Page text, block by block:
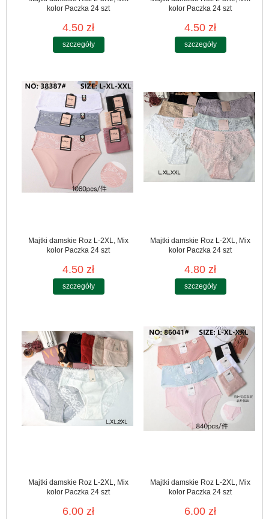
kolor Paczka 24 szt
4.50 zł
szczegóły
kolor Paczka 24 szt
4.50 zł
szczegóły
Majtki damskie Roz L-2XL, Mix
kolor Paczka 24 szt
4.50 zł
szczegóły
Majtki damskie Roz L-2XL, Mix
kolor Paczka 24 szt
4.80 zł
szczegóły
Majtki damskie Roz L-2XL, Mix
kolor Paczka 24 szt
6.00 zł
Majtki damskie Roz L-2XL, Mix
kolor Paczka 24 szt
6.00 zł